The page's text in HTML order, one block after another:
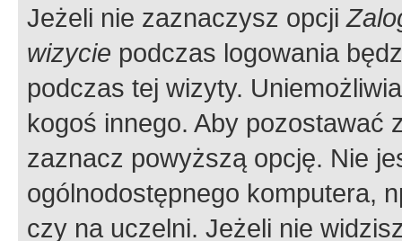
Jeżeli nie zaznaczysz opcji
wizycie podczas logowania
podczas tej wizyty.
kogoś innego. Aby pozostawać
zaznacz powyższą opcję. Nie
ogólnodostępnego komputera,
czy na uczelni. Jeżeli nie